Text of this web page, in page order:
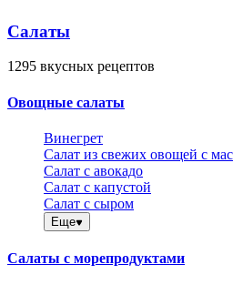
Салаты
1295 вкусных рецептов
Овощные салаты
Винегрет
Салат из свежих овощей с
Салат с авокадо
Салат с капустой
Салат с сыром
Еще
Салаты с морепродуктами